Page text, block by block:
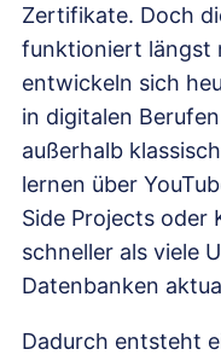
Zertifikate. Doch
funktioniert längst
entwickeln sich
in digitalen
außerhalb
lernen über
Side Projects
schneller als viele
Datenbanken
Dadurch entsteht